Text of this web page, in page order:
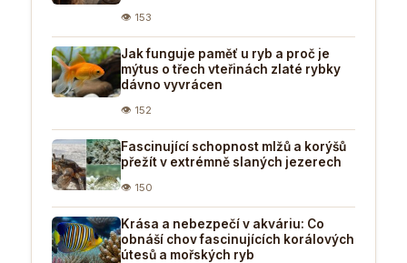
👁 153
Jak funguje paměť u ryb a proč je
mýtus o třech vteřinách zlaté rybky
dávno vyvrácen
👁 152
Fascinující schopnost mlžů a korýšů
přežít v extrémně slaných jezerech
👁 150
Krása a nebezpečí v akváriu: Co
obnáší chov fascinujících korálových
útesů a mořských ryb